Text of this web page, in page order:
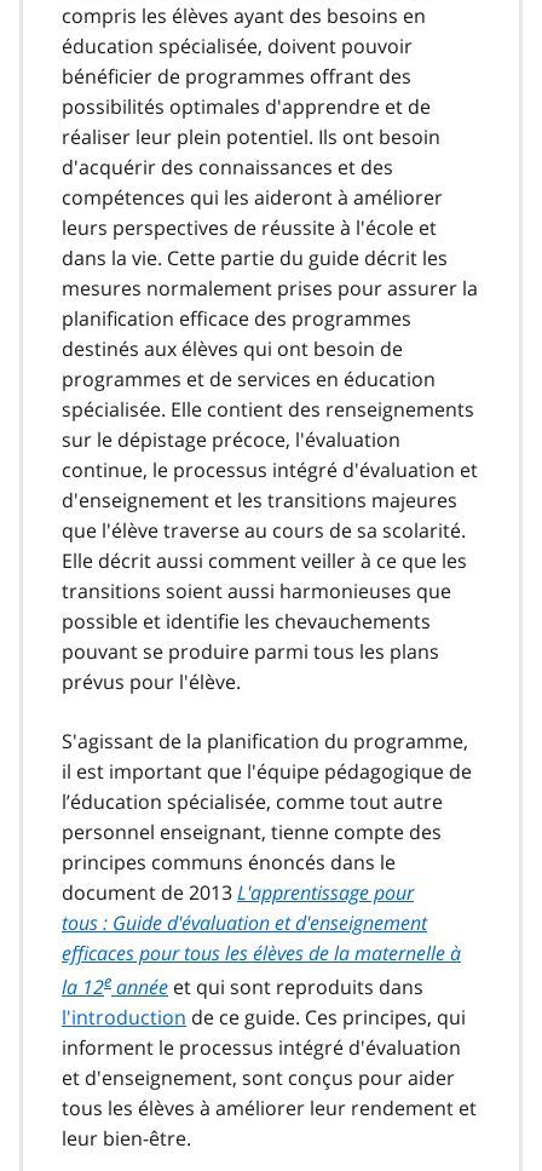
compris les élèves ayant des besoins en
éducation spécialisée, doivent pouvoir
bénéficier de programmes offrant des
possibilités optimales d'apprendre et de
réaliser leur plein potentiel. Ils ont besoin
d'acquérir des connaissances et des
compétences qui les aideront à améliorer
leurs perspectives de réussite à l'école et
dans la vie. Cette partie du guide décrit les
mesures normalement prises pour assurer la
planification efficace des programmes
destinés aux élèves qui ont besoin de
programmes et de services en éducation
spécialisée. Elle contient des renseignements
sur le dépistage précoce, l'évaluation
continue, le processus intégré d'évaluation et
d'enseignement et les transitions majeures
que l'élève traverse au cours de sa scolarité.
Elle décrit aussi comment veiller à ce que les
transitions soient aussi harmonieuses que
possible et identifie les chevauchements
pouvant se produire parmi tous les plans
prévus pour l'élève.
S'agissant de la planification du programme,
il est important que l'équipe pédagogique de
l’éducation spécialisée, comme tout autre
personnel enseignant, tienne compte des
principes communs énoncés dans le
document de 2013L'apprentissage pour
tous : Guide d'évaluation et d'enseignement
efficaces pour tous les élèves de la maternelle à
la 12e année et qui sont reproduits dans
l'introduction de ce guide. Ces principes, qui
informent le processus intégré d'évaluation
et d'enseignement, sont conçus pour aider
tous les élèves à améliorer leur rendement et
leur bien-être.